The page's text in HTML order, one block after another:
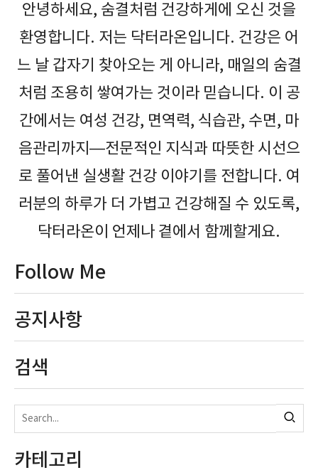
안녕하세요, 숨결처럼 건강하게에 오신 것을
환영합니다. 저는 닥터라온입니다. 건강은 어
느 날 갑자기 찾아오는 게 아니라, 매일의 숨결
처럼 조용히 쌓여가는 것이라 믿습니다. 이 공
간에서는 여성 건강, 면역력, 식습관, 수면, 마
음관리까지—전문적인 지식과 따뜻한 시선으
로 풀어낸 실생활 건강 이야기를 전합니다. 여
러분의 하루가 더 가볍고 건강해질 수 있도록,
닥터라온이 언제나 곁에서 함께할게요.
Follow Me
공지사항
검색
카테고리